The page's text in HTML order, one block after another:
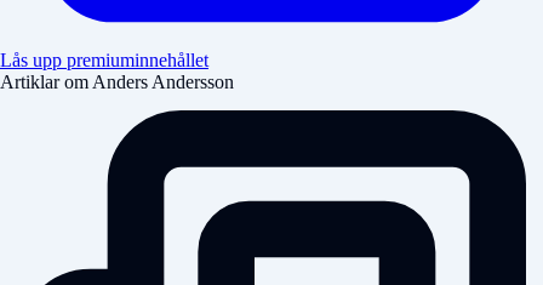
Lås upp premiuminnehållet
Artiklar om Anders Andersson